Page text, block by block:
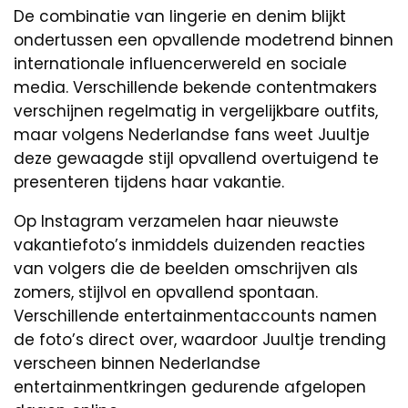
De combinatie van lingerie en denim blijkt
ondertussen een opvallende modetrend binnen
internationale influencerwereld en sociale
media. Verschillende bekende contentmakers
verschijnen regelmatig in vergelijkbare outfits,
maar volgens Nederlandse fans weet Juultje
deze gewaagde stijl opvallend overtuigend te
presenteren tijdens haar vakantie.
Op Instagram verzamelen haar nieuwste
vakantiefoto’s inmiddels duizenden reacties
van volgers die de beelden omschrijven als
zomers, stijlvol en opvallend spontaan.
Verschillende entertainmentaccounts namen
de foto’s direct over, waardoor Juultje trending
verscheen binnen Nederlandse
entertainmentkringen gedurende afgelopen